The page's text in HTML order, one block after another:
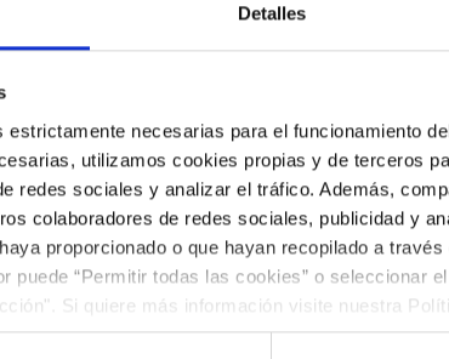
Detalles
estrictamente necesarias para el funcionamiento
utilizamos cookies propias y de terceros
redes sociales y analizar el tráfico. Además,
colaboradores de redes sociales, publicidad y
proporcionado o que hayan recopilado a
puede “Permitir todas las cookies” o seleccionar
Si quiere más información visite nuestra
las cookies en cualquier momento.”.
per su brillante y muy expresiva voz, que
el marco de la Capitalidad Cultural de
y el Ayuntamiento de Barcelona.